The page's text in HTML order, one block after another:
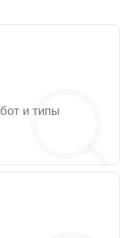
и типы